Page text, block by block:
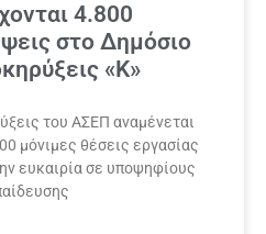
4.800
στο Δημόσιο
«Κ»
του ΑΣΕΠ αναμένεται
μόνιμες θέσεις εργασίας
ευκαιρία σε υποψηφίους